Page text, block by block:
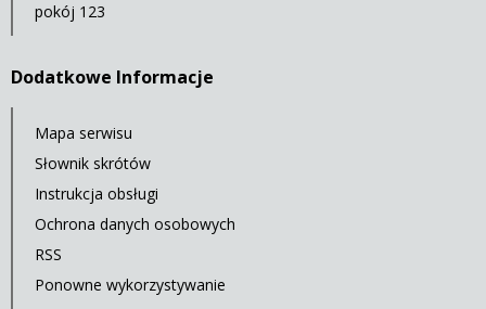
pokój 123
Dodatkowe Informacje
Mapa serwisu
Słownik skrótów
Instrukcja obsługi
Ochrona danych osobowych
RSS
Ponowne wykorzystywanie